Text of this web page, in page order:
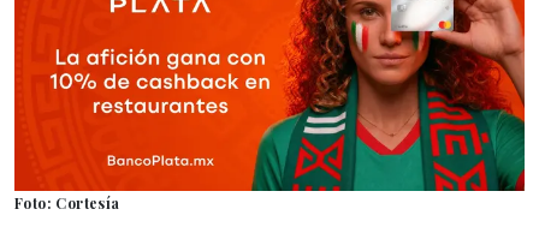
Foto: Cortesía